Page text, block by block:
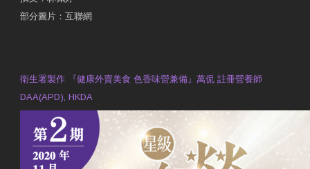
部分圖片：互聯網
衛生署製作 『健康外賣美食 色香味營兼備』萬侃 註冊營養師
DAA(APD), HKDA